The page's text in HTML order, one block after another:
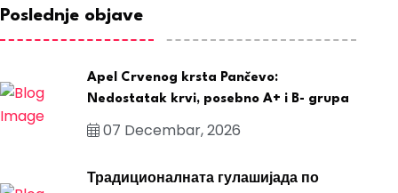
Poslednje objave
Apel Crvenog krsta Pančevo:
Nedostatak krvi, posebno A+ i B- grupa
07 Decembar, 2026
Традиционалната гулашијада по